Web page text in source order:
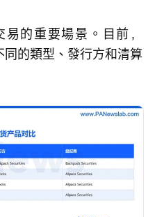
的重要場景。目前，
同的類型、發行方和清算